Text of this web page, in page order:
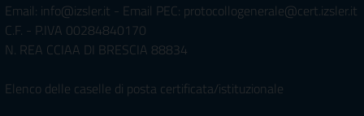
Email: info@izsler.it - Email PEC: protocollogenerale@cert.izsler.it
C.F. - P.IVA 00284840170
N. REA CCIAA DI BRESCIA 88834
Elenco delle caselle di posta certificata/istituzionale